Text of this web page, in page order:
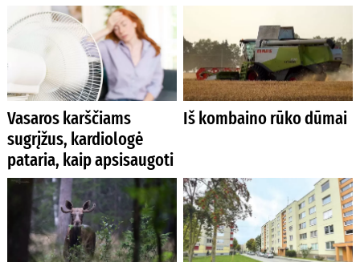
Vasaros karščiams
sugrįžus, kardiologė
pataria, kaip apsisaugoti
Iš kombaino rūko dūmai